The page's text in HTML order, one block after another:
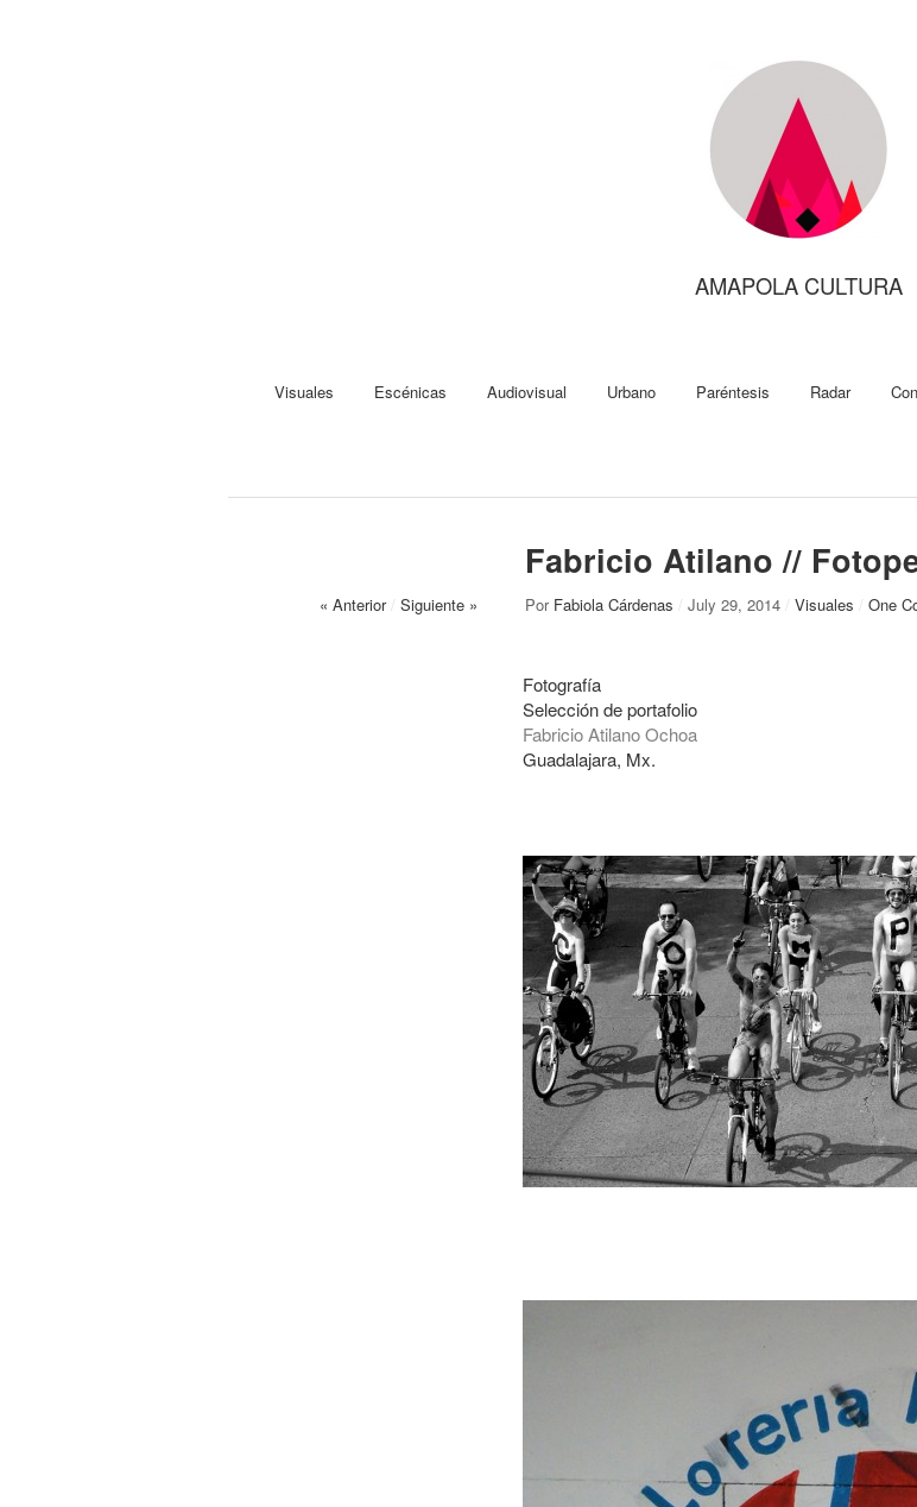
AMAPOLA CULTURA
Visuales Escénicas Audiovisual Urbano Paréntesis Radar
Fabricio Atilano //
« Anterior / Siguiente » Por Fabiola Cárdenas / July 29, 2014 / Visuales / One
Fotografía
Selección de portafolio
Fabricio Atilano Ochoa
Guadalajara, Mx.